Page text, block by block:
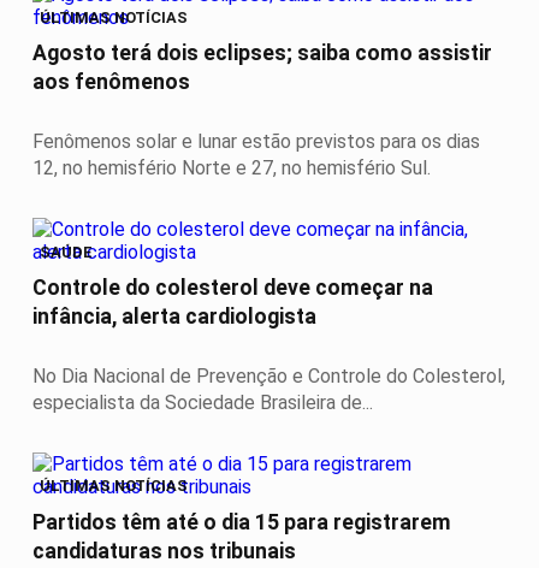
ÚLTIMAS NOTÍCIAS
Agosto terá dois eclipses; saiba como assistir
aos fenômenos
Fenômenos solar e lunar estão previstos para os dias
12, no hemisfério Norte e 27, no hemisfério Sul.
SAÚDE
Controle do colesterol deve começar na
infância, alerta cardiologista
No Dia Nacional de Prevenção e Controle do Colesterol,
especialista da Sociedade Brasileira de...
ÚLTIMAS NOTÍCIAS
Partidos têm até o dia 15 para registrarem
candidaturas nos tribunais